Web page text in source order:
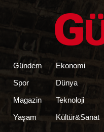
Gündem
Spor
Magazin
Yaşam
Ekonomi
Dünya
Teknoloji
Kültür&Sanat